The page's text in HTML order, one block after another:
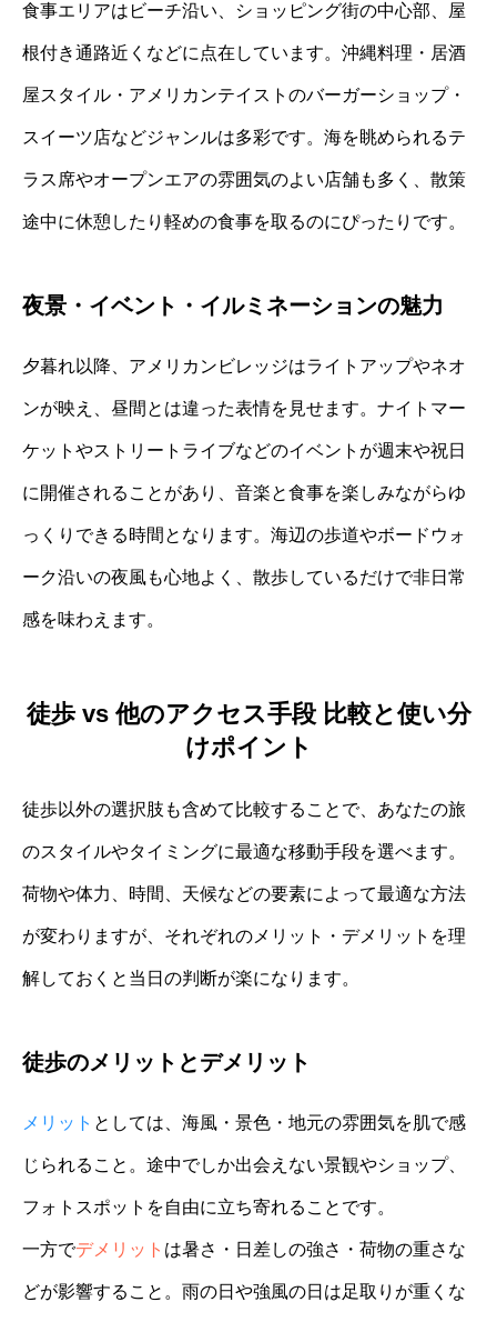
食事エリアはビーチ沿い、ショッピング街の中心部、屋
根付き通路近くなどに点在しています。沖縄料理・居酒
屋スタイル・アメリカンテイストのバーガーショップ・
スイーツ店などジャンルは多彩です。海を眺められるテ
ラス席やオープンエアの雰囲気のよい店舗も多く、散策
途中に休憩したり軽めの食事を取るのにぴったりです。
夜景・イベント・イルミネーションの魅力
夕暮れ以降、アメリカンビレッジはライトアップやネオ
ンが映え、昼間とは違った表情を見せます。ナイトマー
ケットやストリートライブなどのイベントが週末や祝日
に開催されることがあり、音楽と食事を楽しみながらゆ
っくりできる時間となります。海辺の歩道やボードウォ
ーク沿いの夜風も心地よく、散歩しているだけで非日常
感を味わえます。
徒歩 vs 他のアクセス手段 比較と使い分
けポイント
徒歩以外の選択肢も含めて比較することで、あなたの旅
のスタイルやタイミングに最適な移動手段を選べます。
荷物や体力、時間、天候などの要素によって最適な方法
が変わりますが、それぞれのメリット・デメリットを理
解しておくと当日の判断が楽になります。
徒歩のメリットとデメリット
メリット としては、海風・景色・地元の雰囲気を肌で感
じられること。途中でしか出会えない景観やショップ、
フォトスポットを自由に立ち寄れることです。
一方でデメリット は暑さ・日差しの強さ・荷物の重さな
どが影響すること。雨の日や強風の日は足取りが重くな